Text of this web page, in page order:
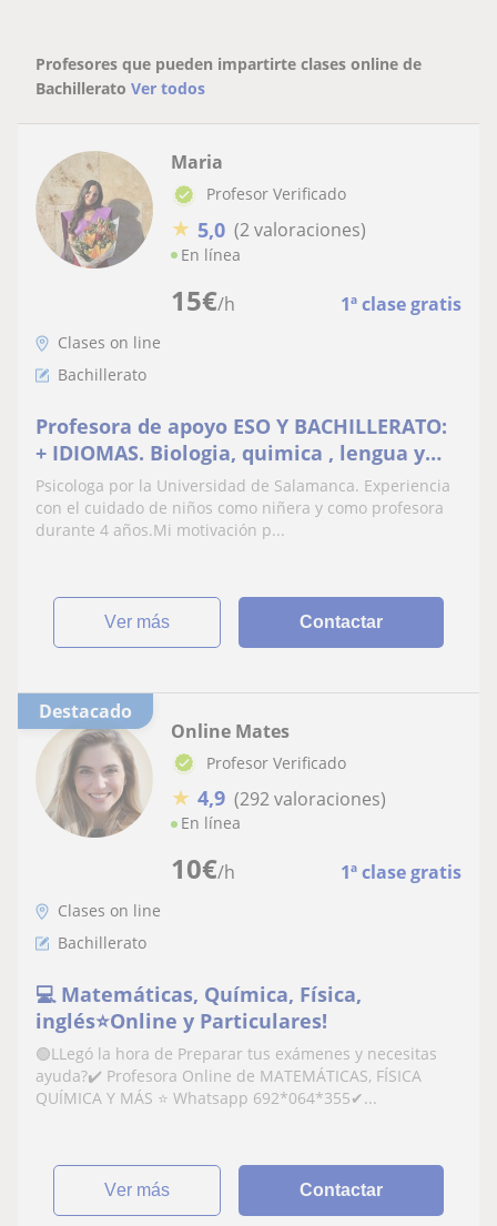
Profesores que pueden impartirte clases online de
Bachillerato Ver todos
15€/h 1ª clase gratis
Maria
Profesor Verificado
★ 5,0 (2 valoraciones)
En línea
Clases on line
Bachillerato
Profesora de apoyo ESO Y BACHILLERATO:
+ IDIOMAS. Biologia, quimica , lengua y
literatura , geografía, historia,
matemáticas, ingles y francés
Psicologa por la Universidad de Salamanca. Experiencia
con el cuidado de niños como niñera y como profesora
durante 4 años.Mi motivación p...
ver más Contactar
Destacado
10€/h 1ª clase gratis
Online Mates
Profesor Verificado
★ 4,9 (292 valoraciones)
En línea
Clases on line
Bachillerato
💻 Matemáticas, Química, Física,
inglés⭐Online y Particulares!
🟢LLegó la hora de Preparar tus exámenes y necesitas
ayuda?✔️ Profesora Online de MATEMÁTICAS, FÍSICA
QUÍMICA Y MÁS ⭐ Whatsapp 692*064*355✔...
ver más Contactar